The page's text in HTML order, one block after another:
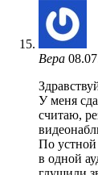
Вера
У меня
считаю,
По устной
в одной